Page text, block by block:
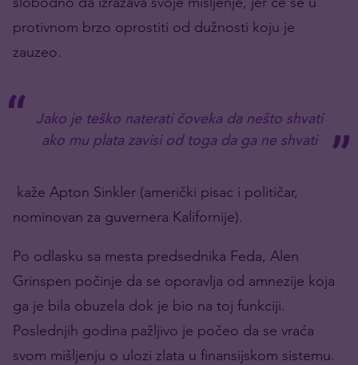
protivnom brzo oprostiti od dužnosti koju je
zauzeo.
Jako je teško naterati čoveka da nešto shvati
ako mu plata zavisi od toga da ga ne shvati
kaže Apton Sinkler (američki pisac i političar,
nominovan za guvernera Kalifornije).
Po odlasku sa mesta predsednika Feda, Alen
Grinspen počinje da se oporavlja od amnezije koja
ga je bila obuzela dok je bio na toj funkciji.
Poslednjih godina pažljivo je počeo da se vraća
svom mišljenju o ulozi zlata u finansijskom sistemu.